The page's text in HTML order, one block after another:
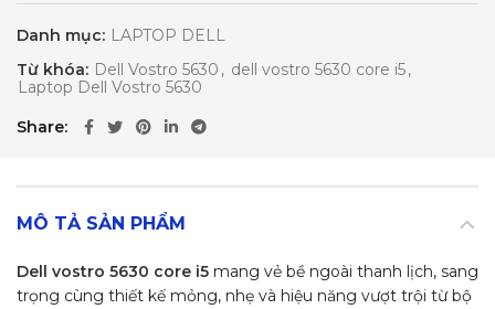
Danh mục: LAPTOP DELL
Từ khóa: Dell Vostro 5630 , dell vostro 5630 core i5,
Laptop Dell Vostro 5630
Share
MÔ TẢ SẢN PHẨM
Dell vostro 5630 core i5 mang vẻ bề ngoài thanh lịch, sang
trọng cùng thiết kế mỏng, nhẹ và hiệu năng vượt trội từ bộ